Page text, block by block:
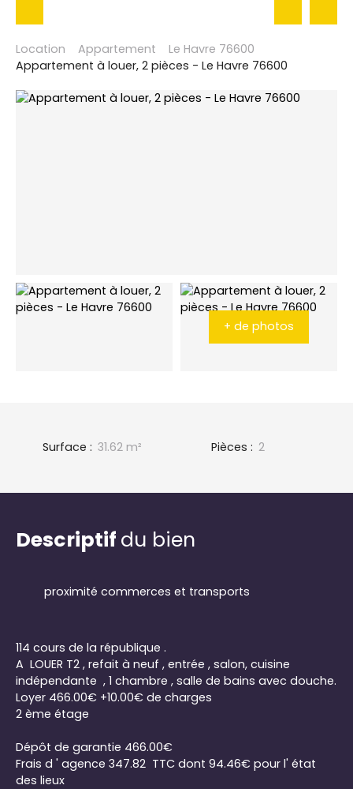
Location Appartement
Le Havre 76600
Appartement à louer, 2 pièces - Le Havre 76600
+ de photos
Surface : 31.62 m² Pièces : 2
Descriptif du bien
proximité commerces et transports
114 cours de la république .
A LOUER T2 , refait à neuf , entrée , salon, cuisine
indépendante , 1 chambre , salle de bains avec douche.
Loyer 466.00€ +10.00€ de charges
2 ème étage
Dépôt de garantie 466.00€
Frais d ' agence 347.82 TTC dont 94.46€ pour l' état
des lieux